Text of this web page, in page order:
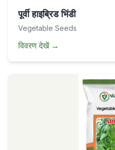
पूर्वी हाइब्रिड भिंडी
Vegetable Seeds
विवरण देखें→